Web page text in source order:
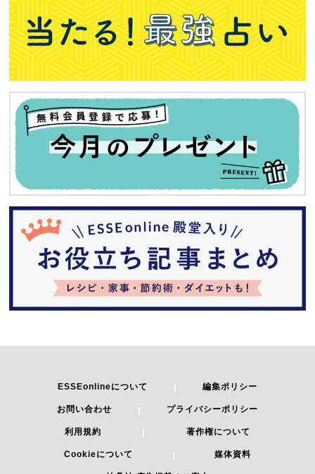
ESSEonlineについて 編集ポリシー
お問い合わせ プライバシーポリシー
利用規約 著作権について
Cookieについて 媒体資料